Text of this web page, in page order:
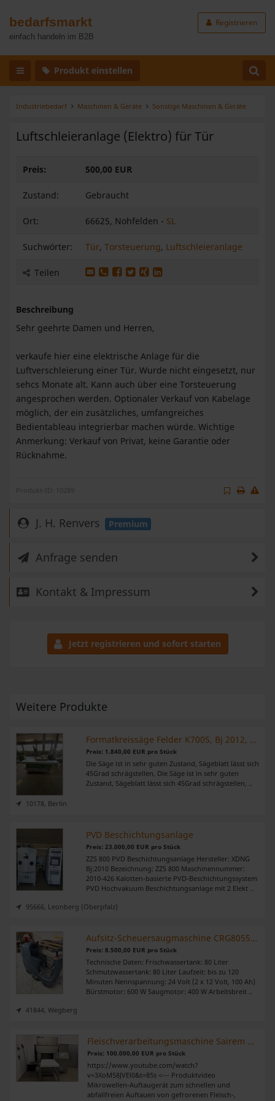
bedarfsmarkt
einfach handeln im B2B
Registrieren
Produkt einstellen
Industriebedarf Maschinen & Geräte Sonstige Maschinen & Geräte
Luftschleieranlage (Elektro) für Tür
Preis: 500,00 EUR
Zustand: Gebraucht
Ort: 66625, Nohfelden - SL
Suchwörter: Tür, Torsteuerung, Luftschleieranlage
Teilen Produkt per E-Mail weiterleiten
Produkt per WhatsApp weiterleiten
Produkt auf Facebook teilen
Produkt auf X teilen
Produkt auf XING teilen
Produkt auf LinkedIn teilen
Beschreibung
Sehr geehrte Damen und Herren,
verkaufe hier eine elektrische Anlage für die
Luftverschleierung einer Tür. Wurde nicht eingesetzt, nur
sehcs Monate alt. Kann auch über eine Torsteuerung
angesprochen werden. Optionaler Verkauf von Kabelage
möglich, der ein zusätzliches, umfangreiches
Bedientableau integrierbar machen würde. Wichtige
Anmerkung: Verkauf von Privat, keine Garantie oder
Rücknahme.
Produkt-ID: 10289
J. H. Renvers Premium
Anfrage senden
Kontakt & Impressum
Jetzt registrieren und sofort starten
Weitere Produkte
Formatkreissäge Felder K700S, Bj 2012, mit Auslegertisch
Preis: 1.840,00 EUR pro Stück
Die Säge ist in sehr guten Zustand, Sägeblatt lässt sich
45Grad schrägstellen, Die Säge ist in sehr guten
Zustand, Sägeblatt lässt sich 45Grad schrägstellen, ..
10178, Berlin
PVD Beschichtungsanlage
Preis: 23.000,00 EUR pro Stück
ZZS 800 PVD Beschichtungsanlage Hersteller: XDNG
Bj:2010 Bezeichnung: ZZS 800 Maschinennummer:
2010-426 Kalotten-basierte PVD-Beschichtungssystem
PVD Hochvakuum Beschichtungsanlage mit 2 Elekt ..
95666, Leonberg (Oberpfalz)
Aufsitz-Scheuersaugmaschine CRG8055/100T Numstic
Preis: 8.500,00 EUR pro Stück
Technische Daten: Frischwassertank: 80 Liter
Schmutzwassertank: 80 Liter Laufzeit: bis zu 120
Minuten Nennspannung: 24 Volt (2 x 12 Volt, 100 Ah)
Bürstmotor: 600 W Saugmotor: 400 W Arbeitsbreit ..
41844, Wegberg
Fleischverarbeitungsmaschine Sairem Mikrowelle AMW 200 10KW 915MHZ
Preis: 100.000,00 EUR pro Stück
https://www.youtube.com/watch?
v=3XoM58JVEl0&t=85s <--- Produktvideo
Mikrowellen-Auftaugerät zum schnellen und
abfallfreien Auftauen von gefrorenen Fleisch-,